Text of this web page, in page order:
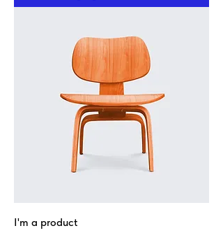
I'm a product